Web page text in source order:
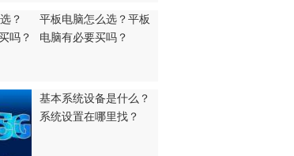
平板电脑怎么选？平板
电脑有必要买吗？
基本系统设备是什么？
系统设置在哪里找？